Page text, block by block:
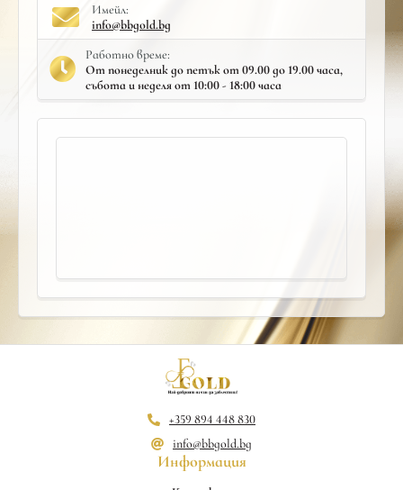
Имейл:
info@bbgold.bg
Работно време:
От понеделник до петък от 09.00 до 19.00 часа,
събота и неделя от 10:00 - 18:00 часа
+359 894 448 830
info@bbgold.bg
Информация